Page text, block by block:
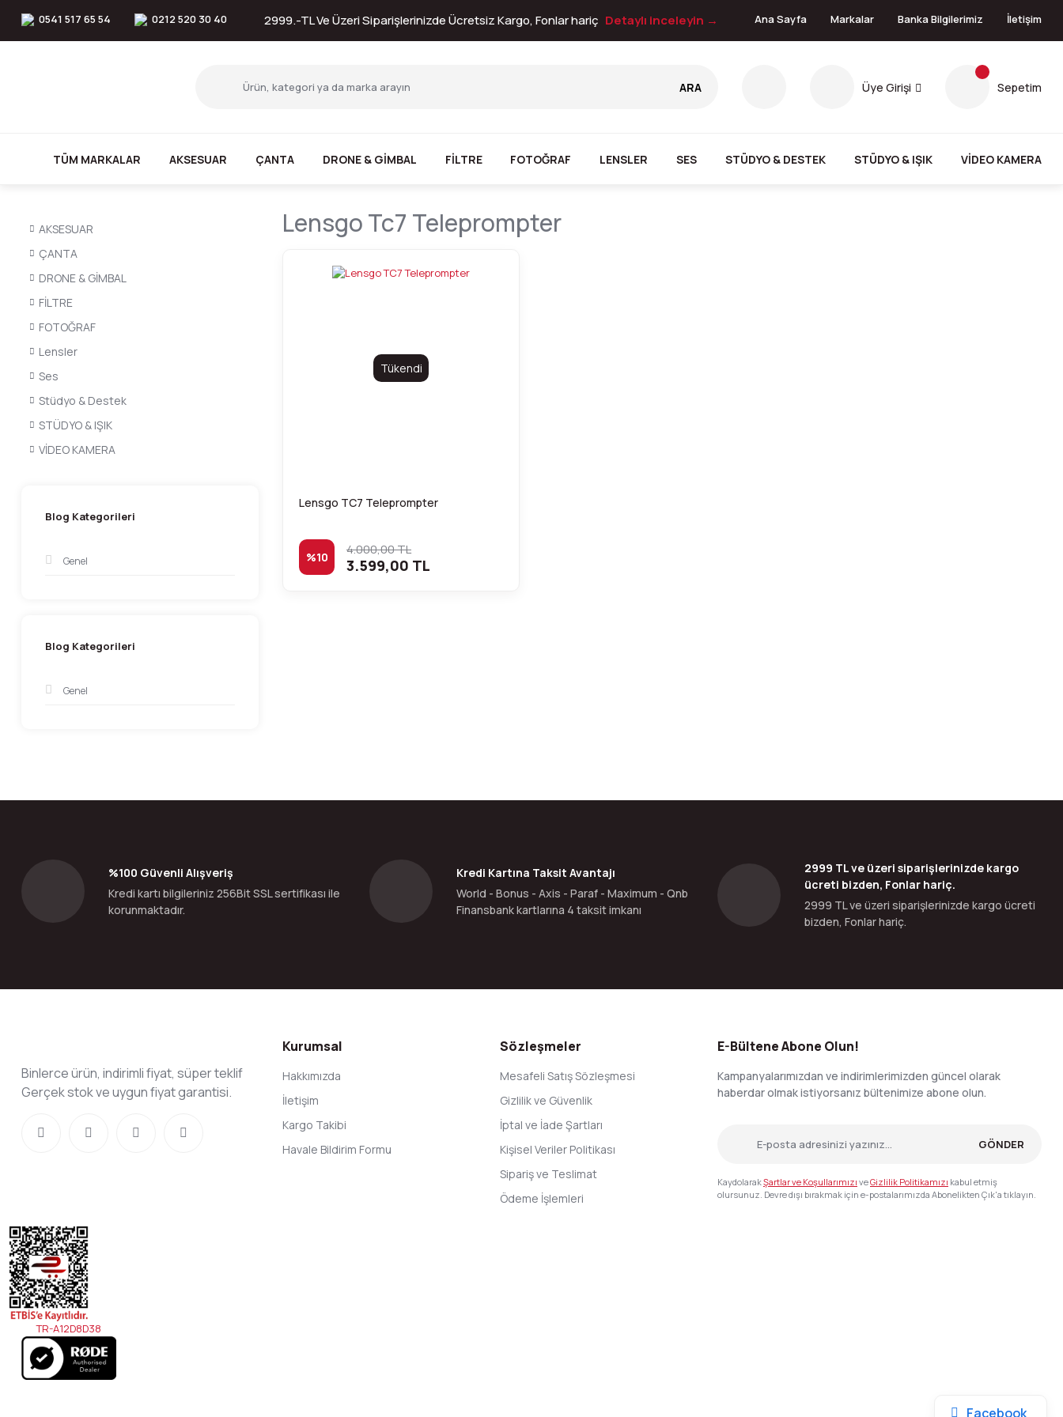
0541 517 65 54 0212 520 30 40 2999.-TL Ve Üzeri Siparişlerinizde Ücretsiz Kargo, Fonlar hariç Detaylı inceleyin → Ana Sayfa Markalar Banka Bilgilerimiz İletişim
ARA Üye Girişi Sepetim
TÜM MARKALAR AKSESUAR ÇANTA DRONE & GİMBAL FİLTRE FOTOĞRAF LENSLER SES STÜDYO & DESTEK STÜDYO & IŞIK VİDEO KAMERA
AKSESUAR
ÇANTA
DRONE & GİMBAL
FİLTRE
FOTOĞRAF
Lensler
Ses
Stüdyo & Destek
STÜDYO & IŞIK
VİDEO KAMERA
Blog Kategorileri
Genel
Blog Kategorileri
Genel
Lensgo Tc7 Teleprompter
Tükendi
Lensgo TC7 Teleprompter
%10 4.000,00 TL
3.599,00 TL
%100 Güvenli Alışveriş
Kredi kartı bilgileriniz 256Bit SSL sertifikası ile
korunmaktadır.
Kredi Kartına Taksit Avantajı
World - Bonus - Axis - Paraf - Maximum - Qnb
Finansbank kartlarına 4 taksit imkanı
2999 TL ve üzeri siparişlerinizde kargo
ücreti bizden, Fonlar hariç.
2999 TL ve üzeri siparişlerinizde kargo ücreti
bizden, Fonlar hariç.
Binlerce ürün, indirimli fiyat, süper teklif
Gerçek stok ve uygun fiyat garantisi.
Kurumsal
Hakkımızda
İletişim
Kargo Takibi
Havale Bildirim Formu
Sözleşmeler
Mesafeli Satış Sözleşmesi
Gizlilik ve Güvenlik
İptal ve İade Şartları
Kişisel Veriler Politikası
Sipariş ve Teslimat
Ödeme İşlemleri
E-Bültene Abone Olun!
Kampanyalarımızdan ve indirimlerimizden güncel olarak
haberdar olmak istiyorsanız bültenimize abone olun.
GÖNDER
KaydolarakŞartlar ve Koşullarımızı veGizlilik Politikamızı kabul etmiş
olursunuz. Devre dışı bırakmak için e-postalarımızda Abonelikten Çık'a tıklayın.
TR-A12D8D38
Facebook